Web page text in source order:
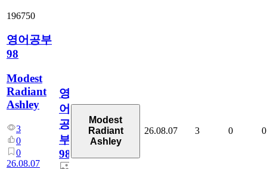
196750
영어공부
98
Modest
Radiant
Ashley
3
0
0
26.08.07
영
어
공
부
98
Modest
Radiant
Ashley
26.08.07 3 0 0